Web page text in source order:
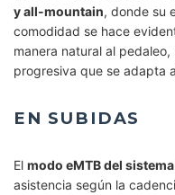
y all-mountain, donde su
comodidad se hace
manera natural al
progresiva que se adapta
EN SUBIDAS
El modo eMTB del
asistencia según la